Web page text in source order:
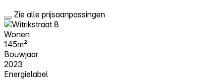
Zie alle prijsaanpassingen
Wonen
145m²
Bouwjaar
2023
Energielabel